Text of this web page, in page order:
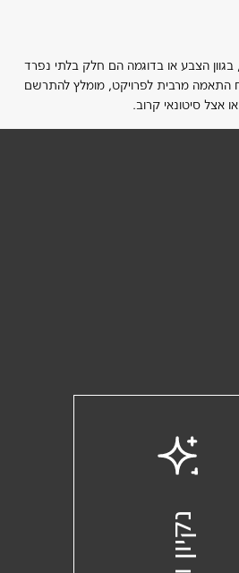
בגוון הצבע או בדוגמה הם חלק בלתי נפרד
התאמה מרבית לפרויקט, מומלץ להתרשם
אצל סיטונאי קרוב.